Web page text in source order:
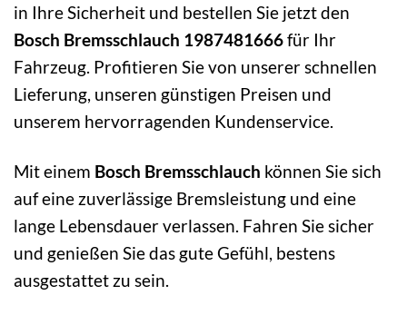
in Ihre Sicherheit und bestellen Sie jetzt den
Bosch Bremsschlauch 1987481666für Ihr
Fahrzeug. Profitieren Sie von unserer schnellen
Lieferung, unseren günstigen Preisen und
unserem hervorragenden Kundenservice.
Mit einem Bosch Bremsschlauch können Sie sich
auf eine zuverlässige Bremsleistung und eine
lange Lebensdauer verlassen. Fahren Sie sicher
und genießen Sie das gute Gefühl, bestens
ausgestattet zu sein.